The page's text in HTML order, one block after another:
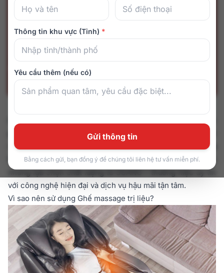
sẽ giúp bạn thư giãn sâu, phục hồi
nhanh và chăm sóc sức khỏe ngay tại nhà. Danh sách
Top
5 ghế massage trị liệu đáng muadưới đây mang đến
những lựa chọn chất lượng từ OSANO – thương hiệu uy tín
với công nghệ hiện đại và dịch vụ hậu mãi tận tâm.
Vì sao nên sử dụng Ghế massage trị liệu?
Thông tin khu vực (Tỉnh) *
Yêu cầu thêm (nếu có)
Gửi thông tin
Bằng cách gửi, bạn đồng ý để chúng tôi liên hệ tư vấn miễn phí.